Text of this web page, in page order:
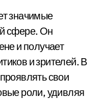
значимые
сфере. Он
и получает
и зрителей. В
свои
роли, удивляя